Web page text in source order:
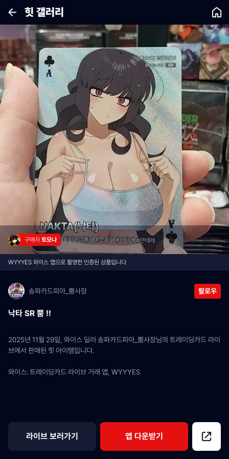
힛 갤러리
구매자 토모나
WYYYES 와이스 앱으로 촬영한 인증된 상품입니다
송파카드피아_뿜사장 팔로우
낙타 SR 뿜 !!
2025년 11월 29일, 와이스 딜러 송파카드피아_뿜사장님의 트레이딩카드 라이
브에서 판매된 힛 아이템입니다.
와이스: 트레이딩카드 라이브 거래 앱, WYYYES
라이브 보러가기 앱 다운받기